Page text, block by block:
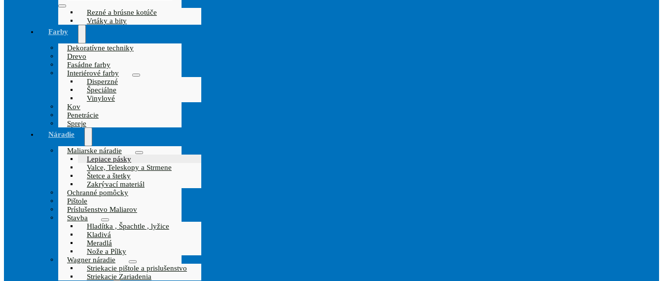
Rezné a brúsne kotúče
Vrtáky a bity
Farby
Dekoratívne techniky
Drevo
Fasádne farby
Interiérové farby
Disperzné
Špeciálne
Vinylové
Kov
Penetrácie
Spreje
Náradie
Maliarske náradie
Lepiace pásky
Valce, Teleskopy a Strmene
Štetce a štetky
Zakrývací materiál
Ochranné pomôcky
Pištole
Príslušenstvo Maliarov
Stavba
Hladítka , Špachtle , lyžice
Kladivá
Meradlá
Nože a Pílky
Wagner náradie
Striekacie pištole a prislušenstvo
Striekacie Zariadenia